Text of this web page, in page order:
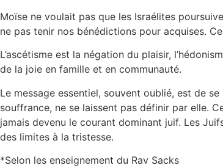
Moïse ne voulait pas que les Israélites
ne pas tenir nos bénédictions pour acquises.
L’ascétisme est la négation du plaisir,
de la joie en famille et en communauté.
Le message essentiel, souvent oublié, est de
souffrance, ne se laissent pas définir par elle.
jamais devenu le courant dominant juif. Les
des limites à la tristesse.
*Selon les enseignement du Rav Sacks